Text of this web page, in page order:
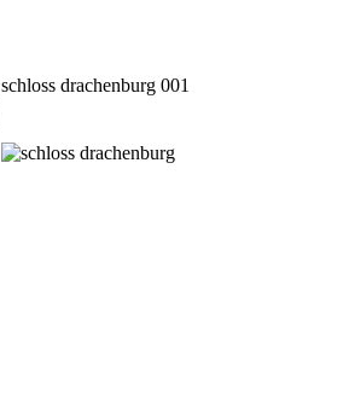
schloss drachenburg 001